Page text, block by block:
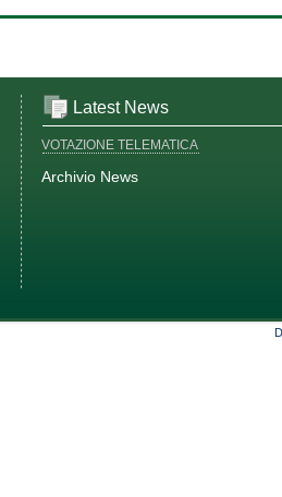
Latest News
VOTAZIONE TELEMATICA
Archivio News